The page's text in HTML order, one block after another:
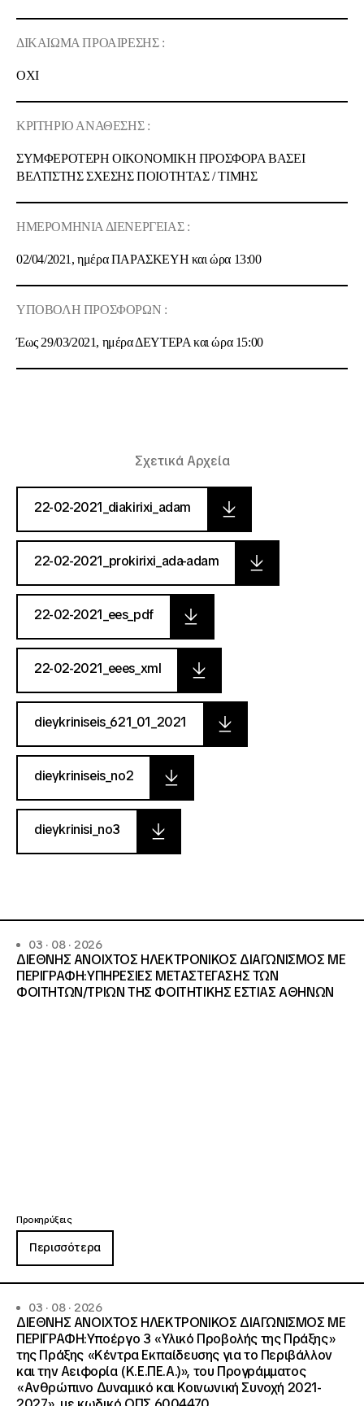
ΔΙΚΑΙΩΜΑ ΠΡΟΑΙΡΕΣΗΣ :
ΟΧΙ
ΚΡΙΤΗΡΙΟ ΑΝΑΘΕΣΗΣ :
ΣΥΜΦΕΡΟΤΕΡΗ ΟΙΚΟΝΟΜΙΚΗ ΠΡΟΣΦΟΡΑ ΒΑΣΕΙ
ΒΕΛΤΙΣΤΗΣ ΣΧΕΣΗΣ ΠΟΙOΤΗΤΑΣ / ΤΙΜΗΣ
ΗΜΕΡΟΜΗΝΙΑ ΔΙΕΝΕΡΓΕΙΑΣ :
02/04/2021 , ημέραΠΑΡΑΣΚΕΥΗ και ώρα 13:00
ΥΠΟΒΟΛΗ ΠΡΟΣΦΟΡΩΝ :
Έως 29/03/2021, ημέραΔΕΥΤΕΡΑκαι ώρα 15:00
Σχετικά Αρχεία
22-02-2021_diakirixi_adam
22-02-2021_prokirixi_ada-adam
22-02-2021_ees_pdf
22-02-2021_eees_xml
dieykriniseis_621_01_2021
dieykriniseis_no2
dieykrinisi_no3
03 · 08 · 2026
ΔΙΕΘΝΗΣ ΑΝΟΙΧΤΟΣ ΗΛΕΚΤΡΟΝΙΚΟΣ ΔΙΑΓΩΝΙΣΜΟΣ ΜΕ
ΠΕΡΙΓΡΑΦΗ:ΥΠΗΡΕΣΙΕΣ METAΣΤΕΓΑΣΗΣ ΤΩΝ
ΦΟΙΤΗΤΩΝ/ΤΡΙΩΝ ΤΗΣ ΦΟΙΤΗΤΙΚΗΣ ΕΣΤΙΑΣ ΑΘΗΝΩΝ
Προκηρύξεις
Περισσότερα
03 · 08 · 2026
ΔΙΕΘΝΗΣ ΑΝΟΙΧΤΟΣ ΗΛΕΚΤΡΟΝΙΚΟΣ ΔΙΑΓΩΝΙΣΜΟΣ ΜΕ
ΠΕΡΙΓΡΑΦΗ:Υποέργο 3 «Υλικό Προβολής της Πράξης»
της Πράξης «Κέντρα Εκπαίδευσης για το Περιβάλλον
και την Αειφορία (Κ.Ε.ΠΕ.Α.)», του Προγράμματος
«Ανθρώπινο Δυναμικό και Κοινωνική Συνοχή 2021-